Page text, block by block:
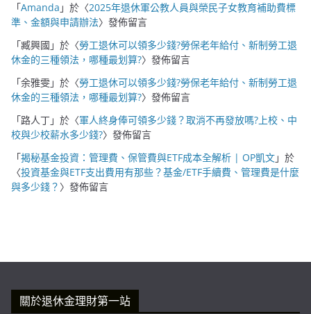
「Amanda 」於〈2025年退休軍公教人員與榮民子女教育補助費標
準、金額與申請辦法〉發佈留言
「臧興國 」於〈勞工退休可以領多少錢?勞保老年給付、新制勞工退
休金的三種領法，哪種最划算?〉發佈留言
「余雅雯」於〈勞工退休可以領多少錢?勞保老年給付、新制勞工退
休金的三種領法，哪種最划算?〉發佈留言
「路人丁」於〈軍人終身俸可領多少錢？取消不再發放嗎?上校、中
校與少校薪水多少錢?〉發佈留言
「揭秘基金投資：管理費、保管費與ETF成本全解析 | OP凱文」於
〈投資基金與ETF支出費用有那些？基金/ETF手續費、管理費是什麼
與多少錢？ 〉發佈留言
關於退休金理財第一站